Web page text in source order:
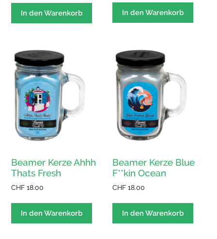
In den Warenkorb In den Warenkorb
Beamer Kerze Ahhh
Thats Fresh
CHF 18.00
In den Warenkorb
Beamer Kerze Blue
F**kin Ocean
CHF 18.00
In den Warenkorb